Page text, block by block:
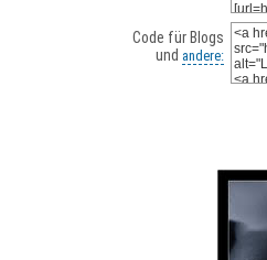
Code für Blogs
und andere: